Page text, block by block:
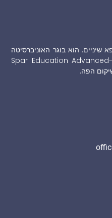
שיניים. הוא בוגר האוניברסיטה
העברית בהדסה עין כרם, וחבר ב-Spar Education Advanced